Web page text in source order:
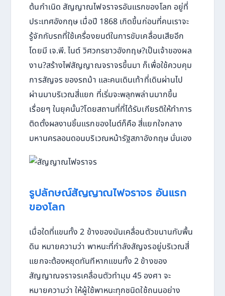
ต้นกำเนิด สัญญาณไฟจราจรอันแรกของโลก อยู่ที่
ประเทศอังกฤษ เมื่อปี 1868 เกิดขึ้นก่อนที่คนเราจะ
รู้จักกับรถที่ใช้เครื่องยนต์ในการขับเคลื่อนเสียอีก
โดยมี เจ.พี. ไนต์ วิศวกรชาวอังกฤษ?เป็นเจ้าของผล
งาน?สร้างไฟสัญญาณจราจรขึ้นมา ก็เพื่อใช้ควบคุม
การสัญจร ของรถม้า และคนเดินเท้าที่เดินผ่านไป
ผ่านมาบริเวณสี่แยก ที่เริ่มจะพลุกพล่านมากขึ้น
เรื่อยๆ ในยุคนั้น?โดยสถานที่ที่ได้รับเกียรติให้ทำการ
ติดตั้งผลงานชิ้นแรกของไนต์ก็คือ สี่แยกใจกลาง
มหานครลอนดอนบริเวณหน้ารัฐสภาอังกฤษ นั่นเอง
รูปลักษณ์สัญญาณไฟจราจร อันแรก
ของโลก
เมื่อใดที่แขนทั้ง 2 ข้างของมันเคลื่อนตัวขนานกับพื้น
ดิน หมายความว่า พาหนะที่กำลังสัญจรอยู่บริเวณสี่
แยกจะต้องหยุดทันทีหากแขนทั้ง 2 ข้างของ
สัญญาณจราจรเคลื่อนตัวทำมุม 45 องศา จะ
หมายความว่า ให้ผู้ใช้พาหนะทุกชนิดใช้ถนนอย่าง